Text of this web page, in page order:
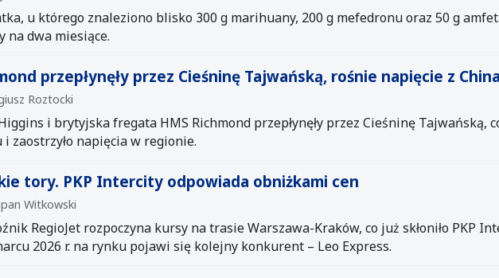
u którego znaleziono blisko 300 g marihuany, 200 g mefedronu oraz 50 g
na dwa miesiące.
przepłynęły przez Cieśninę Tajwańską, rośnie napięcie z
Roztocki
i brytyjska fregata HMS Richmond przepłynęły przez Cieśninę Tajwańską,
i zaostrzyło napięcia w regionie.
tory. PKP Intercity odpowiada obniżkami cen
Witkowski
RegioJet rozpoczyna kursy na trasie Warszawa-Kraków, co już skłoniło PKP
2026 r. na rynku pojawi się kolejny konkurent – Leo Express.